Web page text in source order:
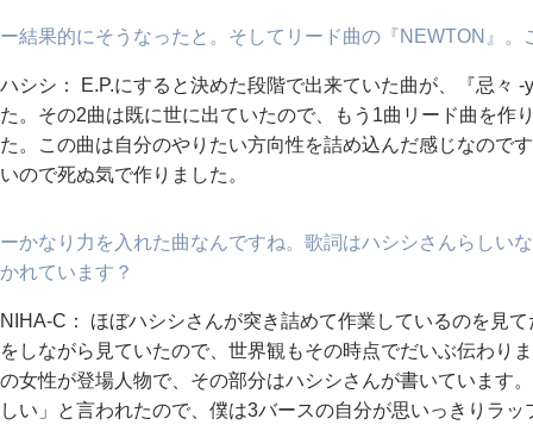
ー結果的にそうなったと。そしてリード曲の『NEWTON』
ハシシ： E.P.にすると決めた段階で出来ていた曲が、『忌々
た。その2曲は既に世に出ていたので、もう1曲リード曲を作
た。この曲は自分のやりたい方向性を詰め込んだ感じなので
いので死ぬ気で作りました。
ーかなり力を入れた曲なんですね。歌詞はハシシさんらしい
かれています？
NIHA-C： ほぼハシシさんが突き詰めて作業しているのを見
をしながら見ていたので、世界観もその時点でだいぶ伝わり
の女性が登場人物で、その部分はハシシさんが書いています
しい」と言われたので、僕は3バースの自分が思いっきりラ